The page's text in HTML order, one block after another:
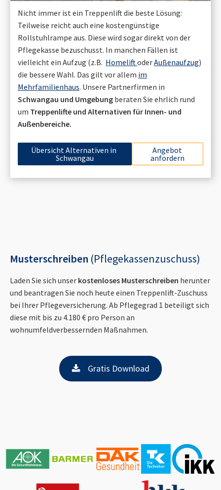
Nicht immer ist ein Treppenlift die beste Lösung:
Teilweise reicht auch eine kostengünstige
Rollstuhlrampe aus. Diese wird sogar direkt von der
Pflegekasse bezuschusst. In manchen Fällen ist
vielleicht ein Aufzug (z.B. HomeliftoderAußenaufzug)
die bessere Wahl. Das gilt vor allem im
Mehrfamilienhaus. Unsere Partnerfirmen in
Schwangau und Umgebung beraten Sie ehrlich rund
um Treppenlifte und Alternativen für Innen- und
Außenbereiche.
Übersicht Alternativen in
Schwangau
Angebot
anfordern
Musterschreiben (Pflegekassenzuschuss)
Laden Sie sich unser kostenloses Musterschreiben herunter
und beantragen Sie noch heute einen Treppenlift-Zuschuss
bei Ihrer Pflegeversicherung. Ab Pflegegrad 1 beteiligt sich
diese mit bis zu 4.180 € pro Person an
wohnumfeldverbessernden Maßnahmen.
Gratis Download